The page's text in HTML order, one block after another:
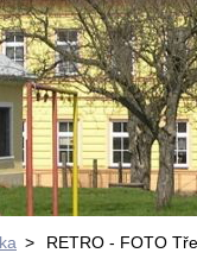
> RETRO - FOTO